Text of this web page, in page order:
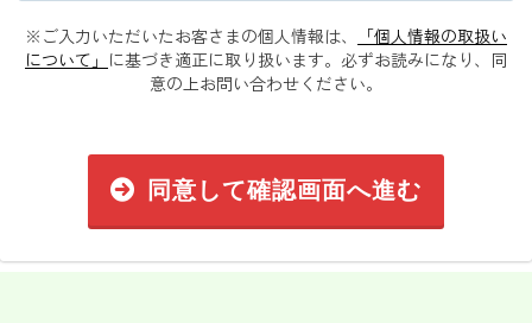
※ご入力いただいたお客さまの個人情報は、
「個人情報の取扱い
について」 に基づき適正に取り扱います。必ずお読みになり、同
意の上お問い合わせください。
同意して確認画面へ進む